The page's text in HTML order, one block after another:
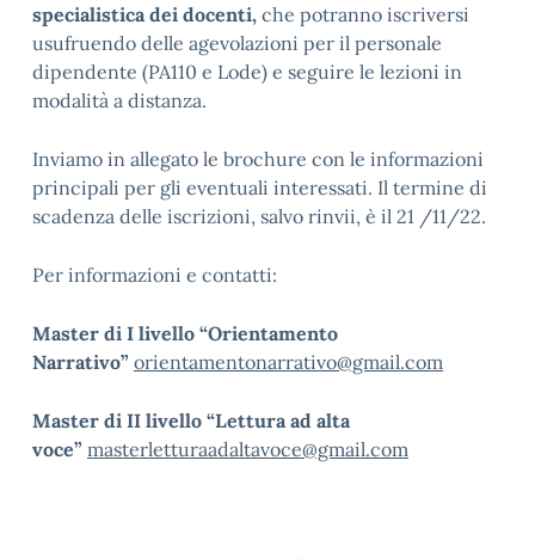
specialistica dei docenti, che potranno iscriversi
usufruendo delle agevolazioni per il personale
dipendente (PA110 e Lode) e seguire le lezioni in
modalità a distanza.
Inviamo in allegato le brochure con le informazioni
principali per gli eventuali interessati. Il termine di
scadenza delle iscrizioni, salvo rinvii, è il 21 /11/22.
Per informazioni e contatti:
Master di I livello “Orientamento
Narrativo” orientamentonarrativo@gmail.com
Master di II livello “Lettura ad alta
voce” masterletturaadaltavoce@gmail.com